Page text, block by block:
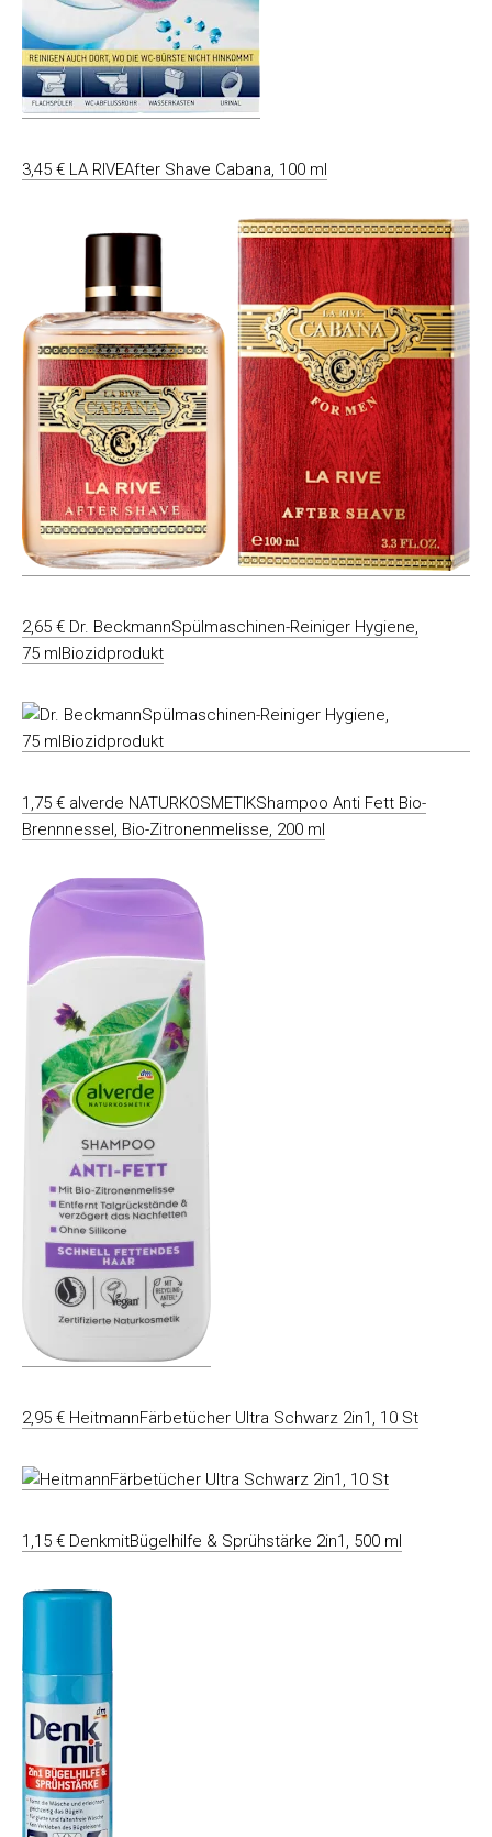
3,45 € LA RIVEAfter Shave Cabana, 100 ml
2,65 € Dr. BeckmannSpülmaschinen-Reiniger Hygiene,
75 mlBiozidprodukt
1,75 € alverde NATURKOSMETIKShampoo Anti Fett Bio-
Brennnessel, Bio-Zitronenmelisse, 200 ml
2,95 € HeitmannFärbetücher Ultra Schwarz 2in1, 10 St
1,15 € DenkmitBügelhilfe & Sprühstärke 2in1, 500 ml